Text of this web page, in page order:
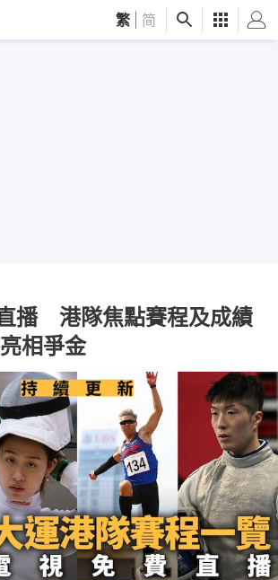
繁 简
播 港隊焦點賽程及成績
相爭金